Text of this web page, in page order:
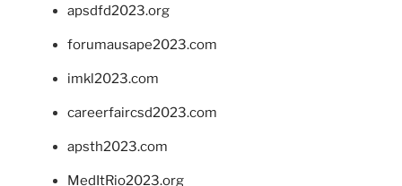
apsdfd2023.org
forumausape2023.com
imkl2023.com
careerfaircsd2023.com
apsth2023.com
MedItRio2023.org